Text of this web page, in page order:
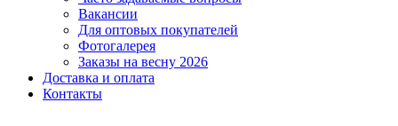
Вакансии
Для оптовых покупателей
Фотогалерея
Заказы на весну 2026
Доставка и оплата
Контакты